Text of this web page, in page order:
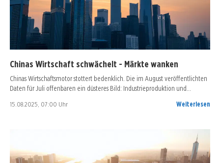
Chinas Wirtschaft schwächelt - Märkte wanken
Chinas Wirtschaftsmotor stottert bedenklich. Die im August veröffentlichten
Daten für Juli offenbaren ein düsteres Bild: Industrieproduktion und…
15.08.2025, 07:00 Uhr Weiterlesen